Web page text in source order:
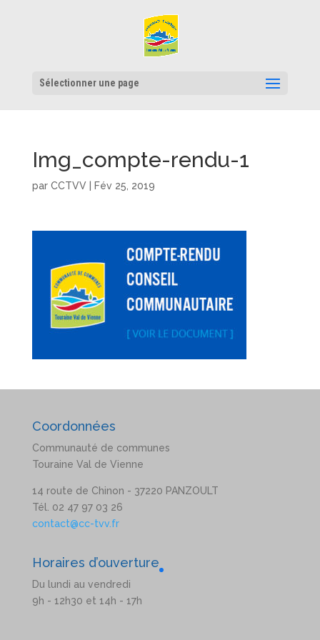
Sélectionner une page
Img_compte-rendu-1
par CCTVV| Fév 25, 2019
Coordonnées
Communauté de communes
Touraine Val de Vienne
14 route de Chinon - 37220 PANZOULT
Tél. 02 47 97 03 26
contact@cc-tvv.fr
Horaires d’ouverture
Du lundi au vendredi
9h - 12h30 et 14h - 17h